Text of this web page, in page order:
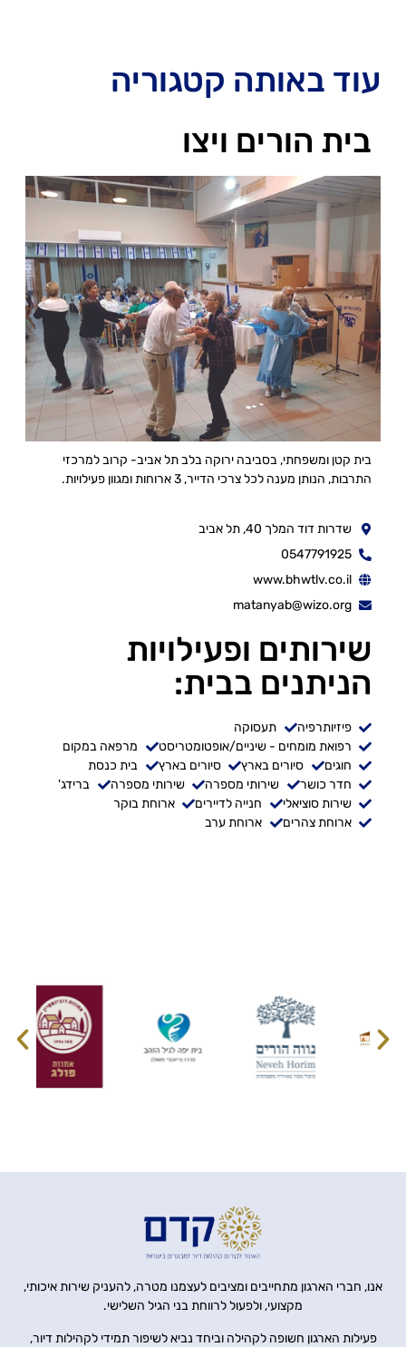
עוד באותה קטגוריה
בית הורים ויצו
בית קטן ומשפחתי, בסביבה ירוקה בלב תל אביב- קרוב למרכזי
התרבות, הנותן מענה לכל צרכי הדייר, 3 ארוחות ומגוון פעילויות.
שדרות דוד המלך 40, תל אביב
0547791925
www.bhwtlv.co.il
matanyab@wizo.org
שירותים ופעילויות
הניתנים בבית:
פיזיותרפיה
תעסוקה
רפואת מומחים - שיניים/אופטומטריסט
מרפאה במקום
חוגים
סיורים בארץ סיורים בארץ
בית כנסת
חדר כושר
שירותי מספרה שירותי מספרה
ברידג'
שירות סוציאלי
חנייה לדיירים
ארוחת בוקר
ארוחת צהרים
ארוחת ערב
אנו, חברי הארגון מתחייבים ומציבים לעצמנו מטרה, להעניק שירות איכותי,
מקצועי, ולפעול לרווחת בני הגיל השלישי.
פעילות הארגון חשופה לקהילה וביחד נביא לשיפור תמידי לקהילות דיור,